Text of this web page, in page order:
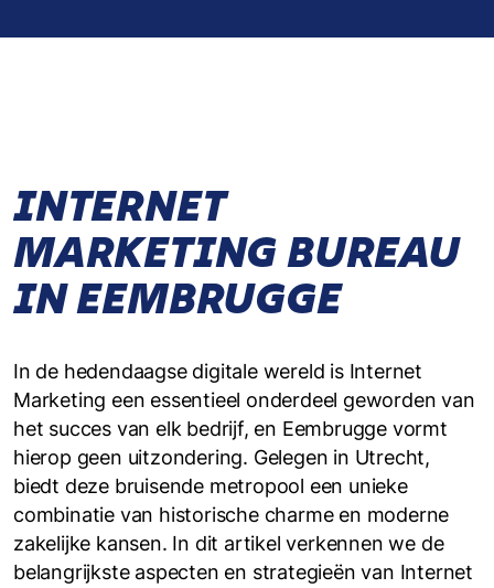
INTERNET
MARKETING BUREAU
IN EEMBRUGGE
In de hedendaagse digitale wereld is Internet
Marketing een essentieel onderdeel geworden van
het succes van elk bedrijf, en Eembrugge vormt
hierop geen uitzondering. Gelegen in Utrecht,
biedt deze bruisende metropool een unieke
combinatie van historische charme en moderne
zakelijke kansen. In dit artikel verkennen we de
belangrijkste aspecten en strategieën van Internet